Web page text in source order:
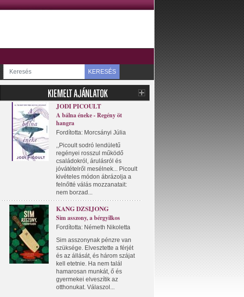
KERESÉS
JODI PICOULT
A bálna éneke - Regény öt
hangra
Fordította: Morcsányi Júlia
,,Picoult sodró lendületű
regényei rosszul működő
családokról, árulásról és
jóvátételről mesélnek... Picoult
kivételes módon ábrázolja a
felnőtté válás mozzanatait:
nem borzad...
KANG DZSIJONG
Sim asszony, a bérgyilkos
Fordította: Németh Nikoletta
Sim asszonynak pénzre van
szüksége. Elvesztette a férjét
és az állását, és három szájat
kell etetnie. Ha nem talál
hamarosan munkát, ő és
gyermekei elveszítik az
otthonukat. Válaszol...